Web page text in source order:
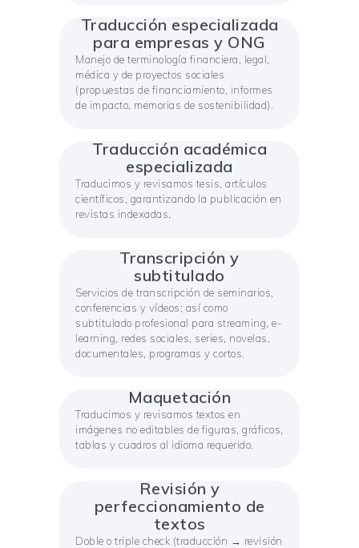
Traducción especializada
para empresas y ONG
Manejo de terminología financiera, legal,
médica y de proyectos sociales
(propuestas de financiamiento, informes
de impacto, memorias de sostenibilidad).
Traducción académica
especializada
Traducimos y revisamos tesis, artículos
científicos, garantizando la publicación en
revistas indexadas.
Transcripción y
subtitulado
Servicios de transcripción de seminarios,
conferencias y vídeos; así como
subtitulado profesional para streaming, e-
learning, redes sociales, series, novelas,
documentales, programas y cortos.
Maquetación
Traducimos y revisamos textos en
imágenes no editables de figuras, gráficos,
tablas y cuadros al idioma requerido.
Revisión y
perfeccionamiento de
textos
Doble o triple check (traducción → revisión